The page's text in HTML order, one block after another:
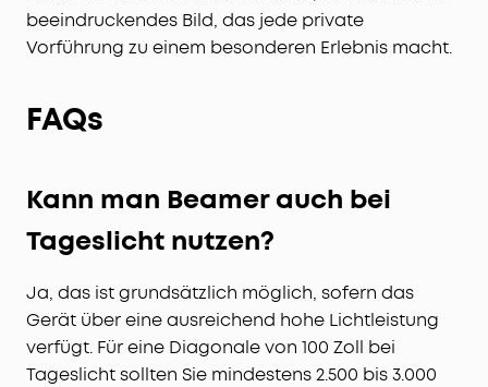
beeindruckendes Bild, das jede private
Vorführung zu einem besonderen Erlebnis macht.
FAQs
Kann man Beamer auch bei
Tageslicht nutzen?
Ja, das ist grundsätzlich möglich, sofern das
Gerät über eine ausreichend hohe Lichtleistung
verfügt. Für eine Diagonale von 100 Zoll bei
Tageslicht sollten Sie mindestens 2.500 bis 3.000